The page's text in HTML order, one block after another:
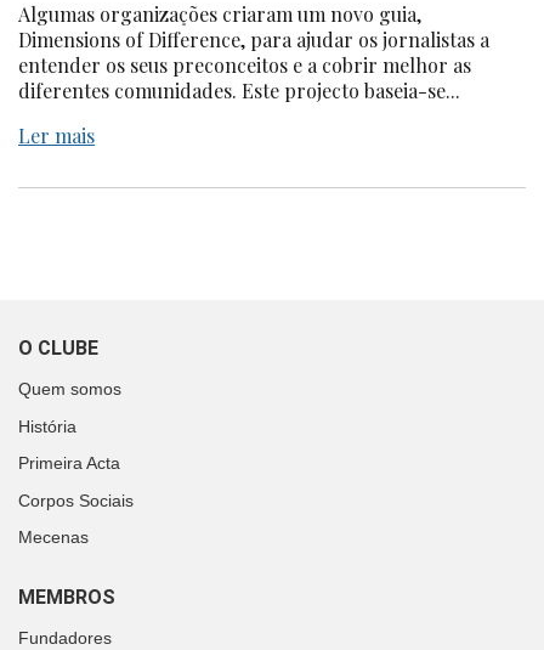
Algumas organizações criaram um novo guia,
Dimensions of Difference, para ajudar os jornalistas a
entender os seus preconceitos e a cobrir melhor as
diferentes comunidades. Este projecto baseia-se...
Ler mais
O CLUBE
Quem somos
História
Primeira Acta
Corpos Sociais
Mecenas
MEMBROS
Fundadores